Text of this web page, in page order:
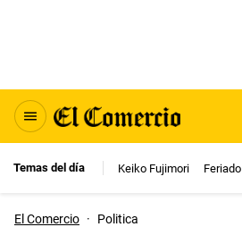
Temas del día Keiko Fujimori Feriado
El Comercio · Politica